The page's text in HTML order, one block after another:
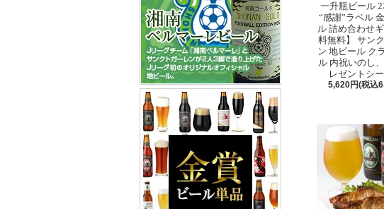
一升瓶ビール 2
“感謝”ラベル
ル 詰め合わせ
料無料】 サン
ン 地ビール ク
ル 内祝いのし
レゼントシ
5,620円(税込